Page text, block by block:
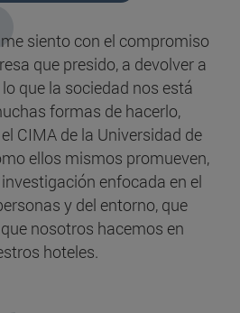
siento con el compromiso
que presido, a devolver a
que la sociedad nos está
formas de hacerlo,
CIMA de la Universidad de
ellos mismos promueven,
enfocada en el
y del entorno, que
nosotros hacemos en
hoteles.